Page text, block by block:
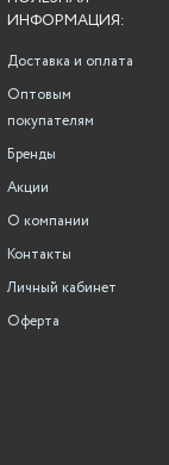
ИНФОРМАЦИЯ:
Доставка и оплата
Оптовым
покупателям
Бренды
Акции
О компании
Контакты
Личный кабинет
Оферта